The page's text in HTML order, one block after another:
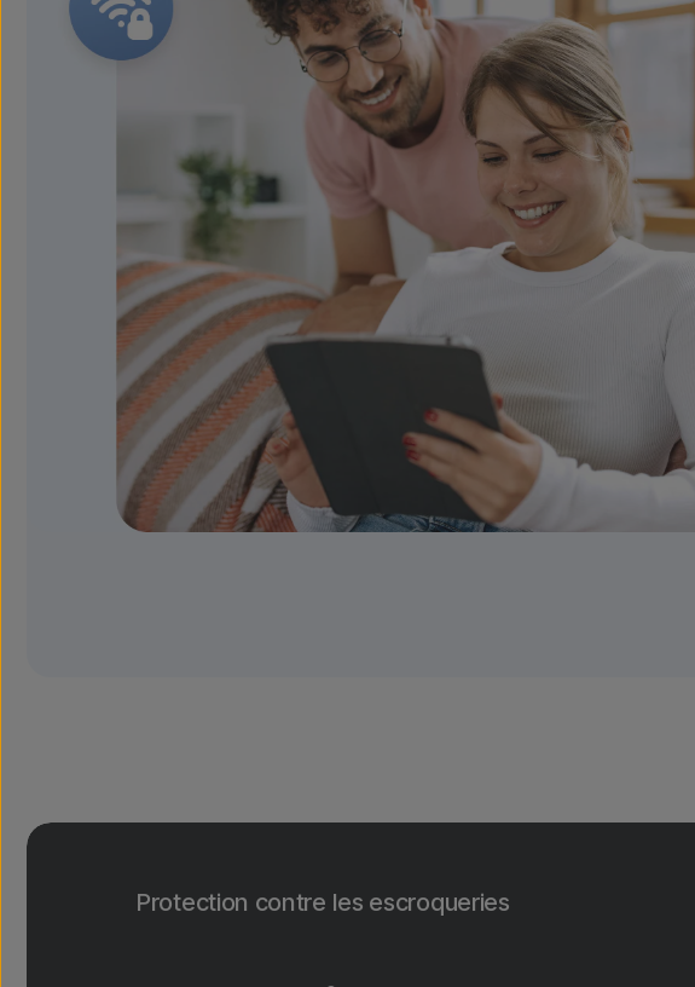
Protection contre les escroqueries